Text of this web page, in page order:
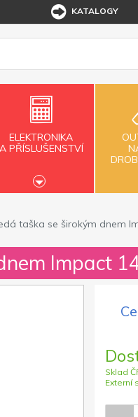
KATALOGY
ELEKTRONIKA
A PŘÍSLUŠENSTVÍ
taška se širokým dnem
Impact
Sklad
Externí